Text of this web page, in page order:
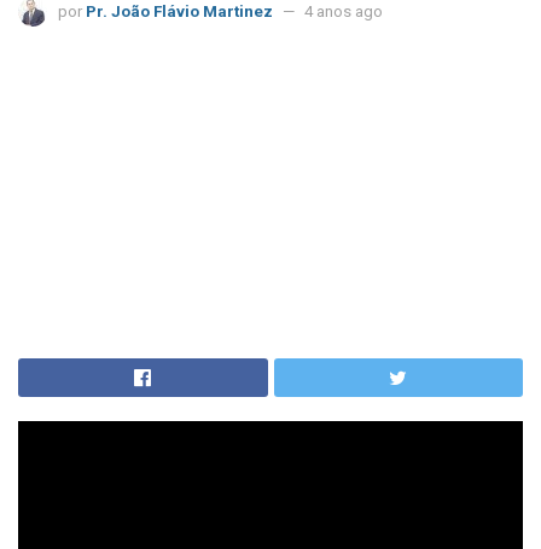
por Pr. João Flávio Martinez 4 anos ago